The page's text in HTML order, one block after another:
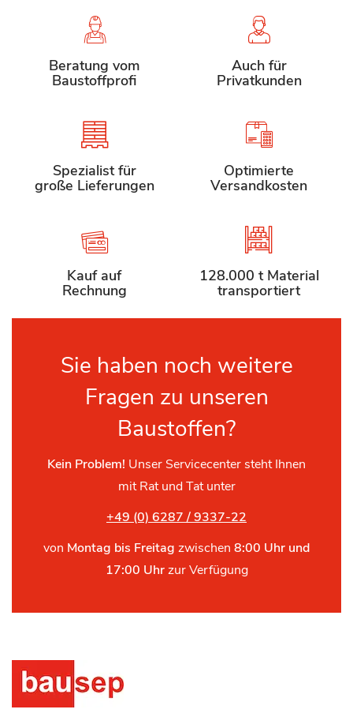
Beratung vom
Baustoffprofi
Auch für
Privatkunden
Spezialist für
große Lieferungen
Optimierte
Versandkosten
Kauf auf
Rechnung
128.000 t Material
transportiert
Sie haben noch weitere
Fragen zu unseren
Baustoffen?
Kein Problem! Unser Servicecenter steht Ihnen
mit Rat und Tat unter
+49 (0) 6287 / 9337-22
von Montag bis Freitag zwischen 8:00 Uhr und
17:00 Uhrzur Verfügung